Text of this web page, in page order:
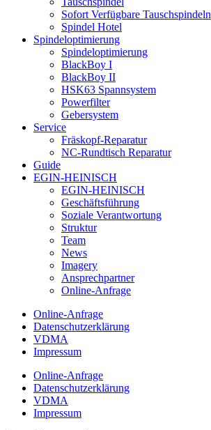
Sofort Verfügbare Tauschspindeln
Spindel Hotel
Spindeloptimierung
Spindeloptimierung
BlackBoy I
BlackBoy II
HSK63 Spannsystem
Powerfilter
Gebersystem
Service
Fräskopf-Reparatur
NC-Rundtisch Reparatur
Guide
EGIN-HEINISCH
EGIN-HEINISCH
Geschäftsführung
Soziale Verantwortung
Struktur
Team
News
Imagery
Ansprechpartner
Online-Anfrage
Online-Anfrage
Datenschutzerklärung
VDMA
Impressum
Online-Anfrage
Datenschutzerklärung
VDMA
Impressum